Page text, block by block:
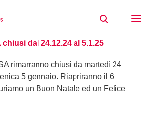
dal 24.12.24 al 5.1.25
rimarranno chiusi da martedì 24
5 gennaio. Riapriranno il 6
un Buon Natale ed un Felice